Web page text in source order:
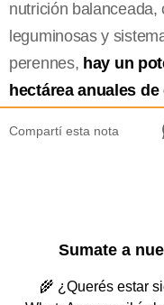
nutrición
leguminosas y
perennes, hay un
hectárea anuales
Compartí esta nota
Sumate a
🌾 ¿Querés estar